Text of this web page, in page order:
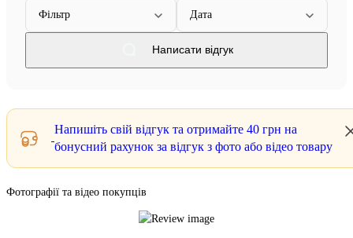
Фільтр Дата
Написати відгук
Напишіть свій відгук та отримайте 40 грн на
бонусний рахунок за відгук з фото або відео товару
Фотографії та відео покупців